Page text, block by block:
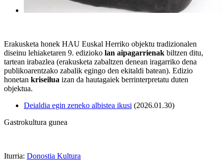
Erakusketa honek HAU Euskal Herriko objektu tradizionalen
diseinu lehiaketaren 9. edizioko lan aipagarrienak biltzen ditu,
tartean irabazlea (erakusketa zabaltzen denean iragarriko dena
publikoarentzako zabalik egingo den ekitaldi batean). Edizio
honetan kriseilua izan da hautagaiek berrinterpretatu duten
objektua.
Deialdia egin zeneko albistea ikusi (2026.01.30)
Gastrokultura gunea
Iturria: Donostia Kultura